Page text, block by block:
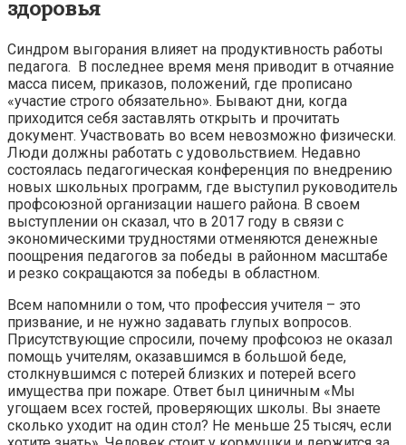
здоровья
Синдром выгорания влияет на продуктивность работы
педагога. В последнее время меня приводит в отчаяние
масса писем, приказов, положений, где прописано
«участие строго обязательно». Бывают дни, когда
приходится себя заставлять открыть и прочитать
документ. Участвовать во всем невозможно физически.
Люди должны работать с удовольствием. Недавно
состоялась педагогическая конференция по внедрению
новых школьных программ, где выступил руководитель
профсоюзной организации нашего района. В своем
выступлении он сказал, что в 2017 году в связи с
экономическими трудностями отменяются денежные
поощрения педагогов за победы в районном масштабе
и резко сокращаются за победы в областном.
Всем напомнили о том, что профессия учителя – это
призвание, и не нужно задавать глупых вопросов.
Присутствующие спросили, почему профсоюз не оказал
помощь учителям, оказавшимся в большой беде,
столкнувшимся с потерей близких и потерей всего
имущества при пожаре. Ответ был циничным «Мы
угощаем всех гостей, проверяющих школы. Вы знаете
сколько уходит на один стол? Не меньше 25 тысяч, если